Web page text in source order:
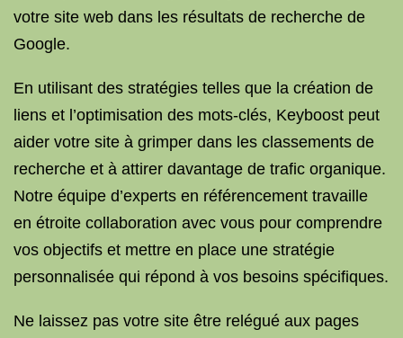
votre site web dans les résultats de recherche de
Google.
En utilisant des stratégies telles que la création de
liens et l’optimisation des mots-clés, Keyboost peut
aider votre site à grimper dans les classements de
recherche et à attirer davantage de trafic organique.
Notre équipe d’experts en référencement travaille
en étroite collaboration avec vous pour comprendre
vos objectifs et mettre en place une stratégie
personnalisée qui répond à vos besoins spécifiques.
Ne laissez pas votre site être relégué aux pages